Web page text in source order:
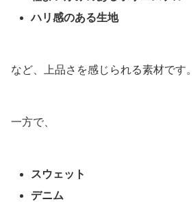
ハリ感のある生地
など、上品さを感じられる素材です。
一方で、
スウェット
デニム